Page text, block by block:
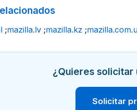
;mazilla.lv ;mazilla.kz ;
¿Quieres solicitar
Solicitar